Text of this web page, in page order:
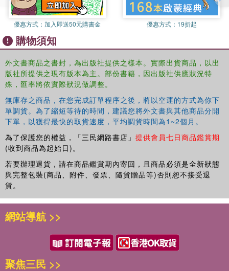
historians of Nazism and Fascism.
優惠方式： 加入即送50元購書金 優惠方式： 19折起
購物須知
外文書商品之書封，為出版社提供之樣本。實際出貨商品，以出
版社所提供之現有版本為主。部份書籍，因出版社供應狀況特
殊，匯率將依實際狀況做調整。
無庫存之商品，在您完成訂單程序之後，將以空運的方式為你下
單調貨。為了縮短等待的時間，建議您將外文書與其他商品分開
下單，以獲得最快的取貨速度，平均調貨時間為1~2個月。
為了保護您的權益，「三民網路書店」 提供會員七日商品鑑賞期
(收到商品為起始日)。
若要辦理退貨，請在商品鑑賞期內寄回，且商品必須是全新狀態
與完整包裝(商品、附件、發票、隨貨贈品等)否則恕不接受退
貨。
網站導航 >>
聚焦三民 >>